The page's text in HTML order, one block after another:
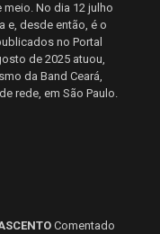
No dia 12 julho
e, desde então, é o
no Portal
de 2025 atuou,
da Band Ceará,
rede, em São Paulo.
Comentado